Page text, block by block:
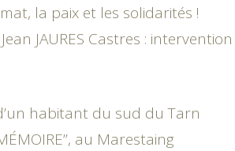
la paix et les solidarités !
JAURES Castres : intervention
habitant du sud du Tarn
au Marestaing